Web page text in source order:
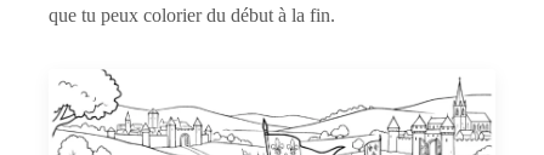
que tu peux colorier du début à la fin.